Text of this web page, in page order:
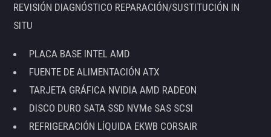
REVISIÓN DIAGNÓSTICO REPARACIÓN/SUSTITUCIÓN IN
SITU
PLACA BASE INTEL AMD
FUENTE DE ALIMENTACIÓN ATX
TARJETA GRÁFICA NVIDIA AMD RADEON
DISCO DURO SATA SSD NVMe SAS SCSI
REFRIGERACIÓN LÍQUIDA EKWB CORSAIR